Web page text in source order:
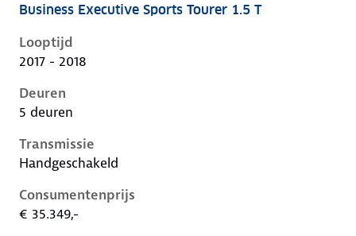
Opel Insignia b, sports tourer 1.5 t, 103 kW, Benzine,
Business Executive Sports Tourer 1.5 T
Looptijd
2017 - 2018
Deuren
5 deuren
Transmissie
Handgeschakeld
Consumentenprijs
€ 35.349,-